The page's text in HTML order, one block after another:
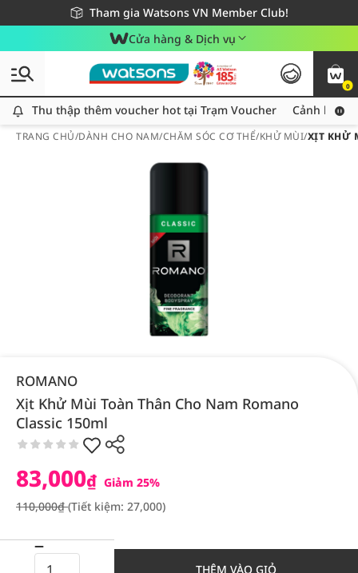
Tham gia Watsons VN Member Club!
Miễn phí giao hàng cho đơn hàng từ 249,000Đ
Giao hàng nhanh 24h - Áp dụng khu vực TP. Hồ Chí Minh
Cửa hàng & Dịch vụ
0
Thu thập thêm voucher hot tại Trạm Voucher
Thu thập thêm voucher hot tại Trạm Voucher Cảnh báo
TRANG CHỦ/DÀNH CHO NAM/CHĂM SÓC CƠ THỂ/KHỬ MÙI/XỊT KHỬ
ROMANO
Xịt Khử Mùi Toàn Thân Cho Nam Romano
Classic 150ml
83,000₫ Giảm 25%
110,000₫(Tiết kiệm: 27,000)
THÊM VÀO GIỎ